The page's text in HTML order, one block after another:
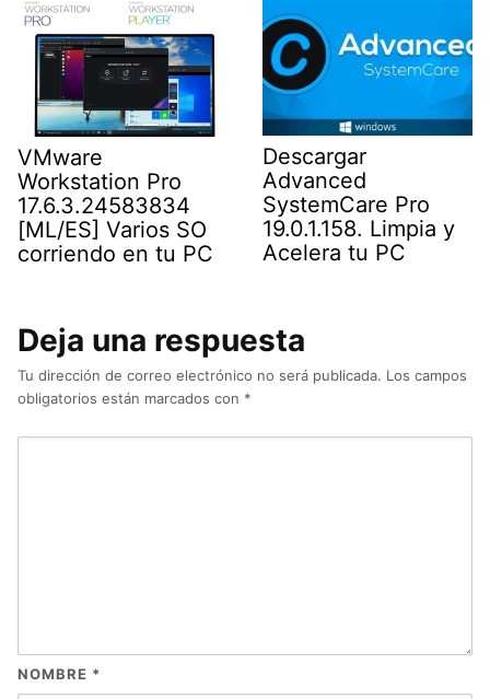
VMware
Workstation Pro
17.6.3.24583834
[ML/ES] Varios SO
corriendo en tu PC
Descargar
Advanced
SystemCare Pro
19.0.1.158. Limpia y
Acelera tu PC
Deja una respuesta
Tu dirección de correo electrónico no será publicada. Los campos
obligatorios están marcados con *
NOMBRE *